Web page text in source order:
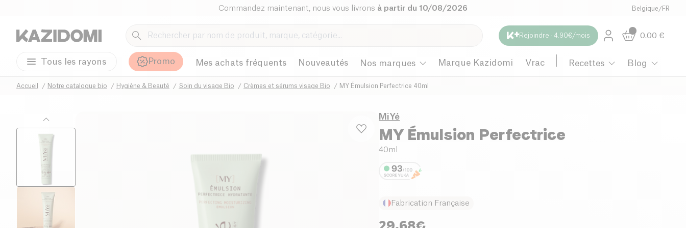
Commandez maintenant, nous vous livrons à partir du 10/08/2026 Belgique /FR
Rejoindre · 4.90€/mois 0.00 €
Tous les rayons Promo Mes achats fréquents Nouveautés Nos marques Marque Kazidomi Vrac Recettes Blog
Accueil Notre catalogue bio Hygiène & Beauté Soin du visage Bio Crèmes et sérums visage Bio MY Émulsion Perfectrice 40ml
MiYé
MY Émulsion Perfectrice
40ml
Fabrication Française